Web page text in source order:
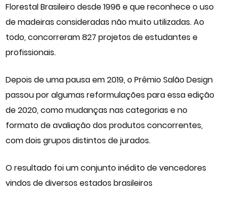
Florestal Brasileiro desde 1996 e que reconhece o uso
de madeiras consideradas não muito utilizadas. Ao
todo, concorreram 827 projetos de estudantes e
profissionais.
Depois de uma pausa em 2019, o Prêmio Salão Design
passou por algumas reformulações para essa edição
de 2020, como mudanças nas categorias e no
formato de avaliação dos produtos concorrentes,
com dois grupos distintos de jurados.
O resultado foi um conjunto inédito de vencedores
vindos de diversos estados brasileiros